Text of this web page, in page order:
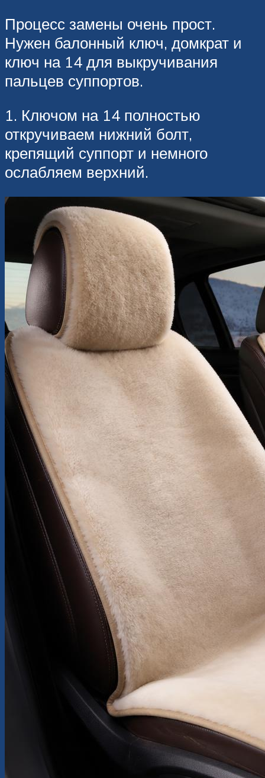
Процесс замены очень прост.
Нужен балонный ключ, домкрат и
ключ на 14 для выкручивания
пальцев суппортов.
1. Ключом на 14 полностью
откручиваем нижний болт,
крепящий суппорт и немного
ослабляем верхний.